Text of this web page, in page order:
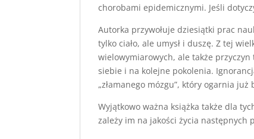
chorobami epidemicznymi. Jeśli
Autorka przywołuje dziesiątki prac
tylko ciało, ale umysł i duszę. Z tej
wielowymiarowych, ale także
siebie i na kolejne pokolenia.
„złamanego mózgu”, który ogarnia
Wyjątkowo ważna książka także dla
zależy im na jakości życia następnych